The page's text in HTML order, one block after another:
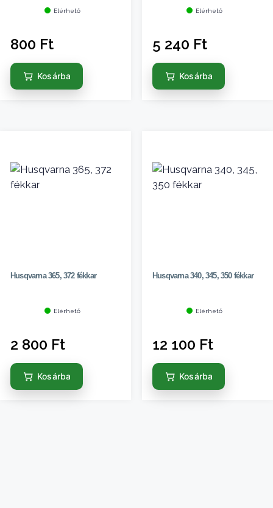
Elérhető
800 Ft
Kosárba
Elérhető
5 240 Ft
Kosárba
Husqvarna 365, 372 fékkar
Elérhető
2 800 Ft
Kosárba
Husqvarna 340, 345, 350 fékkar
Elérhető
12 100 Ft
Kosárba